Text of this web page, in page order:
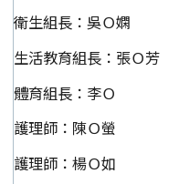
衛生組長：吳Ｏ嫻
生活教育組長：張Ｏ芳
體育組長：李Ｏ
護理師：陳Ｏ螢
護理師：楊Ｏ如